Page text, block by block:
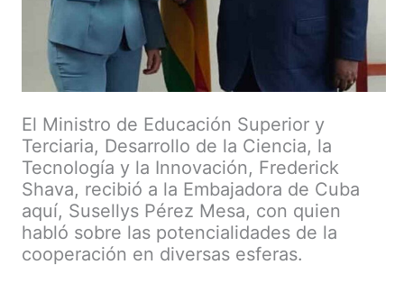
El Ministro de Educación Superior y
Terciaria, Desarrollo de la Ciencia, la
Tecnología y la Innovación, Frederick
Shava, recibió a la Embajadora de Cuba
aquí, Susellys Pérez Mesa, con quien
habló sobre las potencialidades de la
cooperación en diversas esferas.